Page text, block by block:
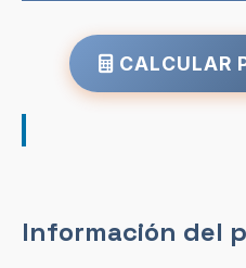
CALCULAR
Información del